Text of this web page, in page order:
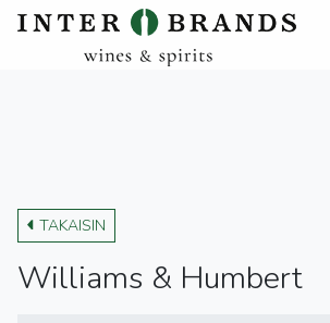
TAKAISIN
Williams & Humbert